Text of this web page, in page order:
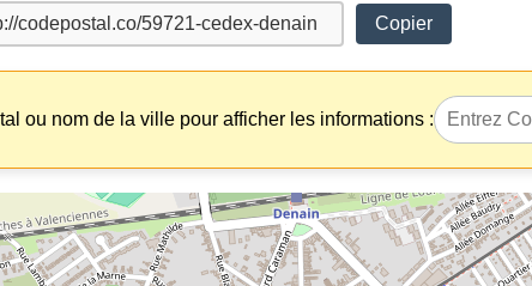
Copier
ou nom de la ville pour afficher les informations :